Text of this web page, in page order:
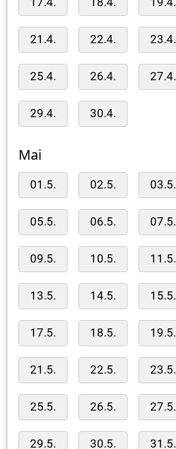
21.4. 22.4. 23.4.
25.4. 26.4. 27.4.
29.4. 30.4.
Mai
01.5. 02.5. 03.5.
05.5. 06.5. 07.5.
09.5. 10.5. 11.5.
13.5. 14.5. 15.5.
17.5. 18.5. 19.5.
21.5. 22.5. 23.5.
25.5. 26.5. 27.5.
29.5. 30.5. 31.5.